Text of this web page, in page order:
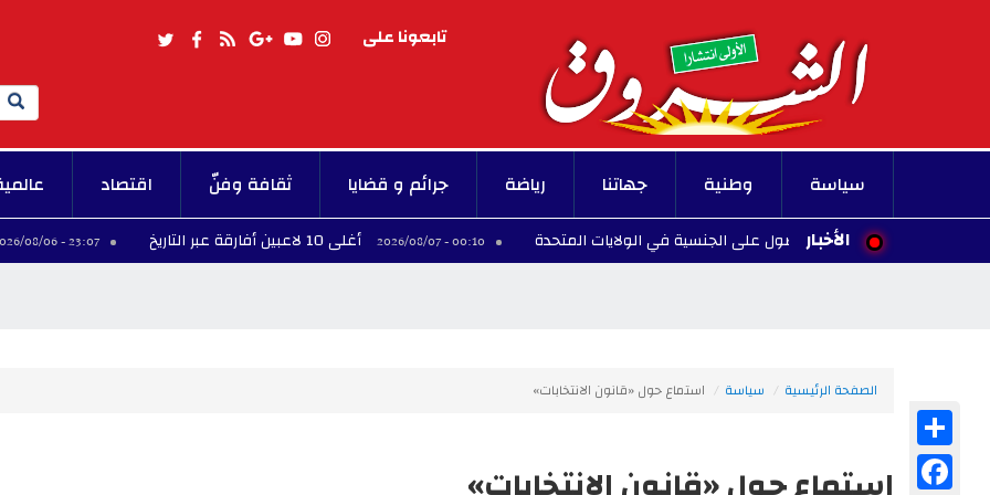
تابعونا على
Search
سياسة وطنية جهاتنا رياضة جرائم و قضايا ثقافة وفنّ اقتصاد
الأخبار
ولادة الأطفال للحصول على الجنسية في الولايات المتحدة 00:10 - 2026/08/07 أغلى 10 لاعبين أفارقة عبر التاريخ 23:07 - 2026/08/06
الصفحة الرئيسية سياسة استماع حول «قانون الانتخابات»
Facebook